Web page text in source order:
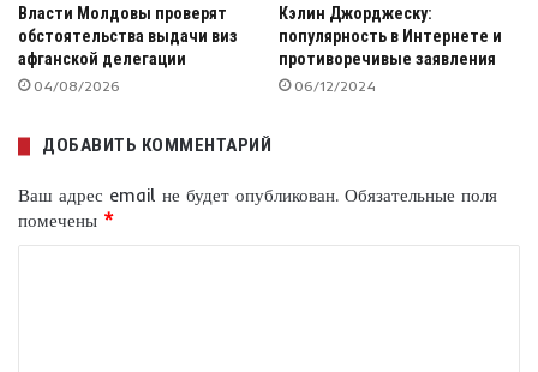
Власти Молдовы проверят
обстоятельства выдачи виз
афганской делегации
04/08/2026
Кэлин Джорджеску:
популярность в Интернете и
противоречивые заявления
06/12/2024
ДОБАВИТЬ КОММЕНТАРИЙ
Ваш адрес email не будет опубликован. Обязательные поля
помечены *